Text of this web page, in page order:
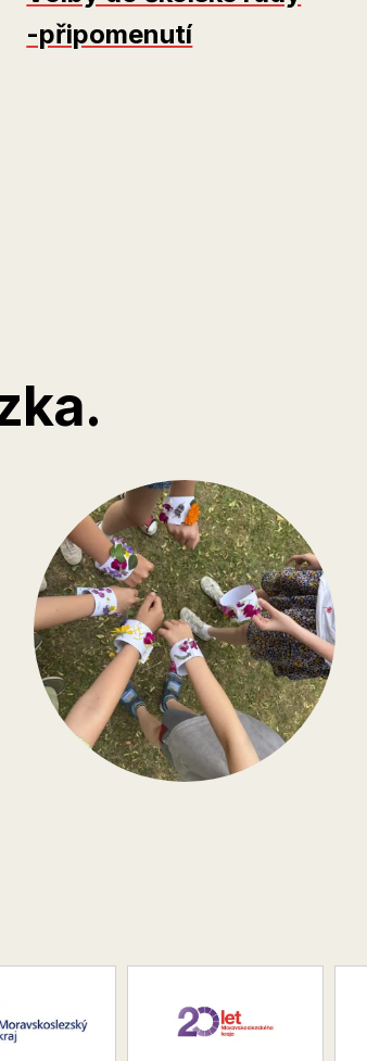
-připomenutí